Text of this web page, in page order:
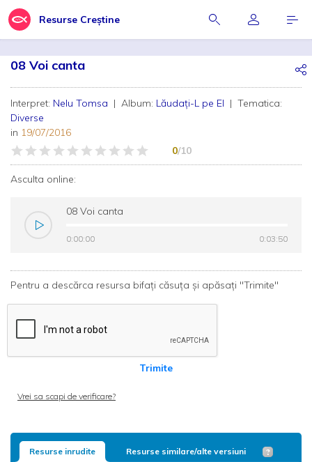
Resurse Creștine
08 Voi canta
Interpret: Nelu Tomsa | Album: Lăudați-L pe El | Tematica:
Diverse
in 19/07/2016
0/10
Asculta online:
08 Voi canta
0:00:00 0:03:50
0:00:00 0:03:50
Pentru a descărca resursa bifați căsuța și apăsați "Trimite"
Trimite
Vrei sa scapi de verificare?
Resurse inrudite Resurse similare/alte versiuni